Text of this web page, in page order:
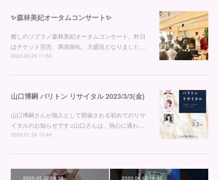
✨森林美妃オータムコンサート✨
癒しのソプラノ森林美妃オータムコンサート。昨日
はチケット完売、満員御礼、大盛況となりました…
2023.09.25 11:50
山口博嗣 バリトン リサイタル 2023/3/3(金)
山口博嗣さんが個人として開催される初めてのリサ
イタルのお知らせです♫山口さんは、熱心に通わ…
2023.01.24 15:40
2020.05.22 09:35 2020.04.12 14:30